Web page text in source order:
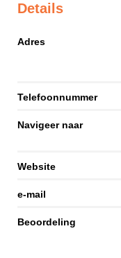
Details
Adres
Telefoonnummer
Navigeer naar
Website
e-mail
Beoordeling